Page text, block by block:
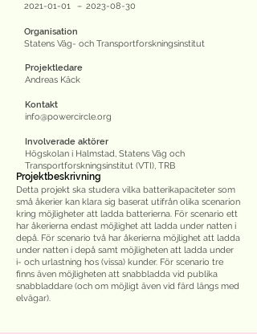
2021-01-01
– 2023-08-30
Organisation
Statens Väg- och Transportforskningsinstitut
Projektledare
Andreas Käck
Kontakt
info@powercircle.org
Involverade aktörer
Högskolan i Halmstad, Statens Väg och
Transportforskningsinstitut (VTI), TRB
Projektbeskrivning
Detta projekt ska studera vilka batterikapaciteter som
små åkerier kan klara sig baserat utifrån olika scenarion
kring möjligheter att ladda batterierna. För scenario ett
har åkerierna endast möjlighet att ladda under natten i
depå. För scenario två har åkerierna möjlighet att ladda
under natten i depå samt möjligheten att ladda under
i- och urlastning hos (vissa) kunder. För scenario tre
finns även möjligheten att snabbladda vid publika
snabbladdare (och om möjligt även vid färd längs med
elvägar).